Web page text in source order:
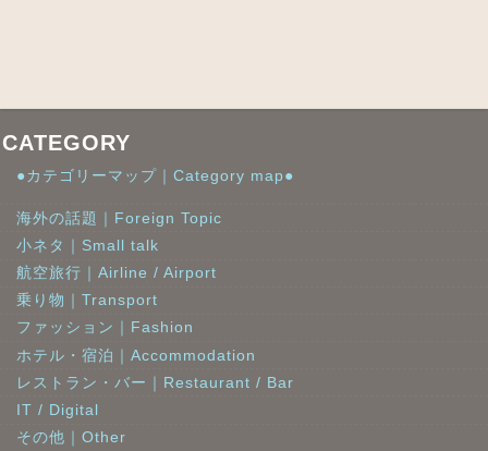
CATEGORY
●カテゴリーマップ｜Category map●
海外の話題｜Foreign Topic
小ネタ｜Small talk
航空旅行｜Airline / Airport
乗り物｜Transport
ファッション｜Fashion
ホテル・宿泊｜Accommodation
レストラン・バー｜Restaurant / Bar
IT / Digital
その他｜Other